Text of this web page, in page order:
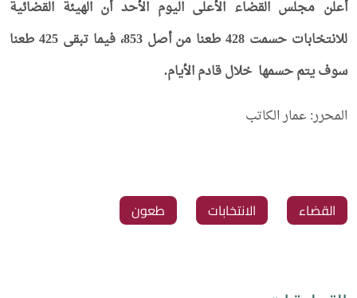
أعلن مجلس القضاء الأعلى اليوم الأحد أن الهيئة القضائية
للانتخابات حسمت 428 طعنا من أصل 853، فيما تبقى 425 طعنا
سوف يتم حسمها خلال قادم الأيام.
المحرر: عمار الكاتب
‏القضاء ‏الانتخابات ‏طعون